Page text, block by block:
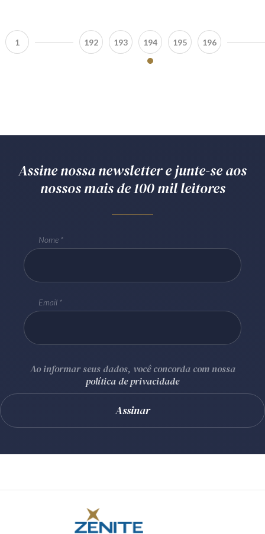
1 192 193 194 195 196
Assine nossa newsletter e junte-se aos
nossos mais de 100 mil leitores
Nome
Email
Ao informar seus dados, você concorda com nossa
política de privacidade